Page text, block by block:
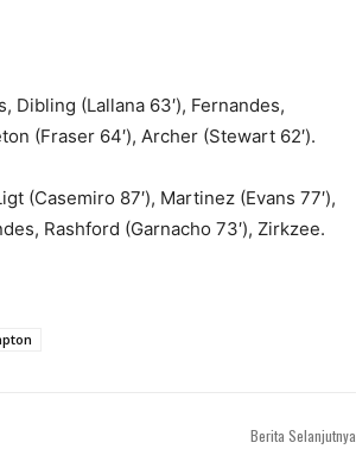
Dibling (Lallana 63′), Fernandes,
(Fraser 64′), Archer (Stewart 62′).
(Casemiro 87′), Martinez (Evans 77′),
Rashford (Garnacho 73′), Zirkzee.
Berita Selanjutnya